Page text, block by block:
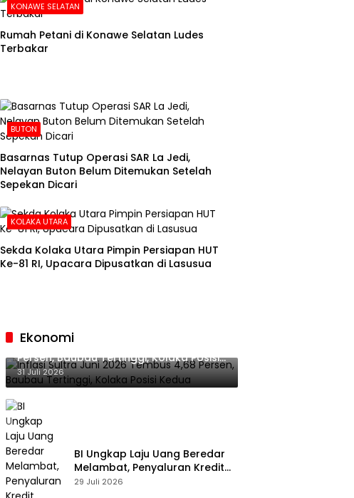
KONAWE SELATAN
Rumah Petani di Konawe Selatan Ludes
Terbakar
BUTON
Basarnas Tutup Operasi SAR La Jedi,
Nelayan Buton Belum Ditemukan Setelah
Sepekan Dicari
KOLAKA UTARA
Sekda Kolaka Utara Pimpin Persiapan HUT
Ke-81 RI, Upacara Dipusatkan di Lasusua
Ekonomi
Inflasi Sultra Juni 2026 Tembus 4,68
Persen, Baubau Tertinggi, Kolaka Posisi
Kedua
31 Juli 2026
BI Ungkap Laju Uang Beredar
Melambat, Penyaluran Kredit
Perbankan Meningkat
29 Juli 2026